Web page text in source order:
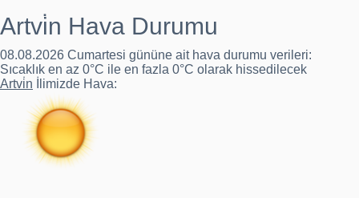
Burdur'da hırsız operasyonu
Artvi̇n Hava Durumu
08.08.2026 Cumartesi gününe ait hava durumu verileri:
Sıcaklık en az 0°C ile en fazla 0°C olarak hissedilecek
Artvi̇n İlimizde Hava: